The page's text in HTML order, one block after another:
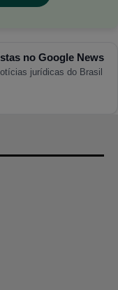
no Google News
jurídicas do Brasil